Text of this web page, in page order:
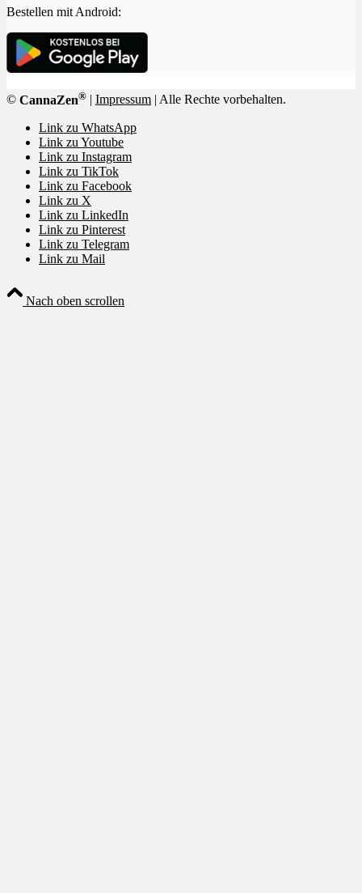
Bestellen mit Android:
© CannaZen® Impressum | Alle Rechte vorbehalten.
Link zu WhatsApp
Link zu Youtube
Link zu Instagram
Link zu TikTok
Link zu Facebook
Link zu X
Link zu LinkedIn
Link zu Pinterest
Link zu Telegram
Link zu Mail
Nach oben scrollen